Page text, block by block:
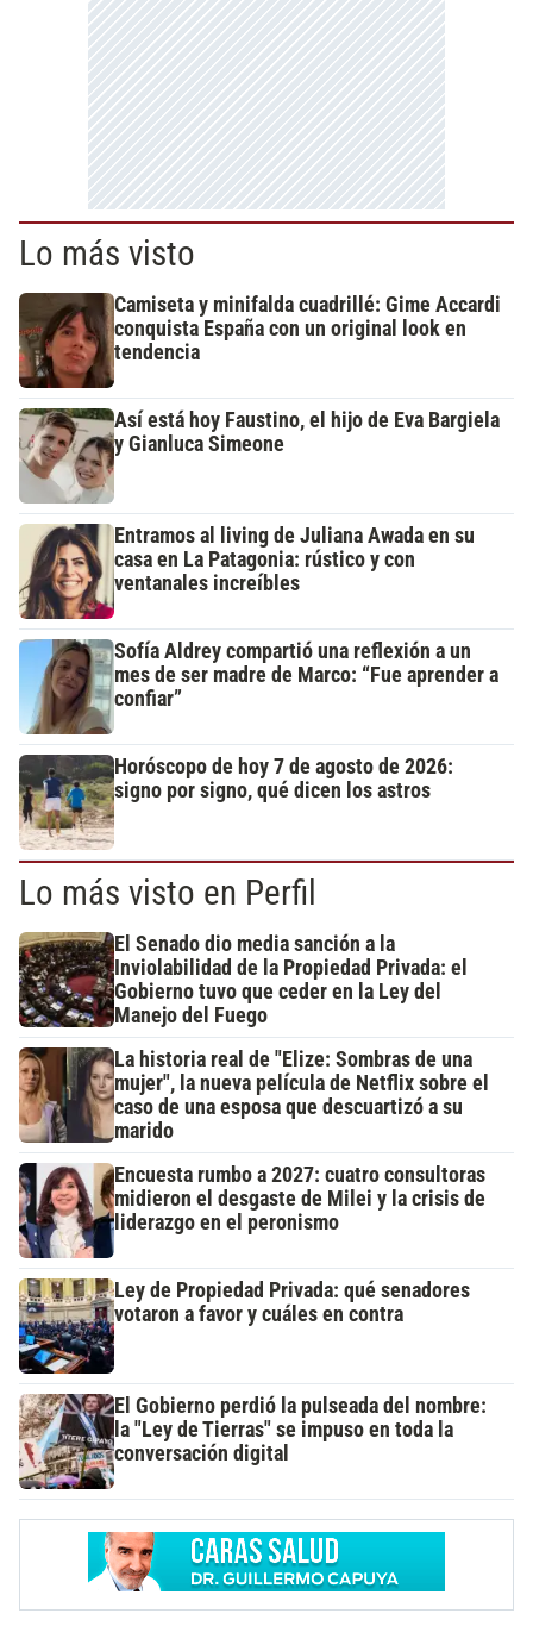
Lo más visto
Camiseta y minifalda cuadrillé: Gime Accardi
conquista España con un original look en
tendencia
Así está hoy Faustino, el hijo de Eva Bargiela
y Gianluca Simeone
Entramos al living de Juliana Awada en su
casa en La Patagonia: rústico y con
ventanales increíbles
Sofía Aldrey compartió una reflexión a un
mes de ser madre de Marco: “Fue aprender a
confiar”
Horóscopo de hoy 7 de agosto de 2026:
signo por signo, qué dicen los astros
Lo más visto en Perfil
El Senado dio media sanción a la
Inviolabilidad de la Propiedad Privada: el
Gobierno tuvo que ceder en la Ley del
Manejo del Fuego
La historia real de "Elize: Sombras de una
mujer", la nueva película de Netflix sobre el
caso de una esposa que descuartizó a su
marido
Encuesta rumbo a 2027: cuatro consultoras
midieron el desgaste de Milei y la crisis de
liderazgo en el peronismo
Ley de Propiedad Privada: qué senadores
votaron a favor y cuáles en contra
El Gobierno perdió la pulseada del nombre:
la "Ley de Tierras" se impuso en toda la
conversación digital